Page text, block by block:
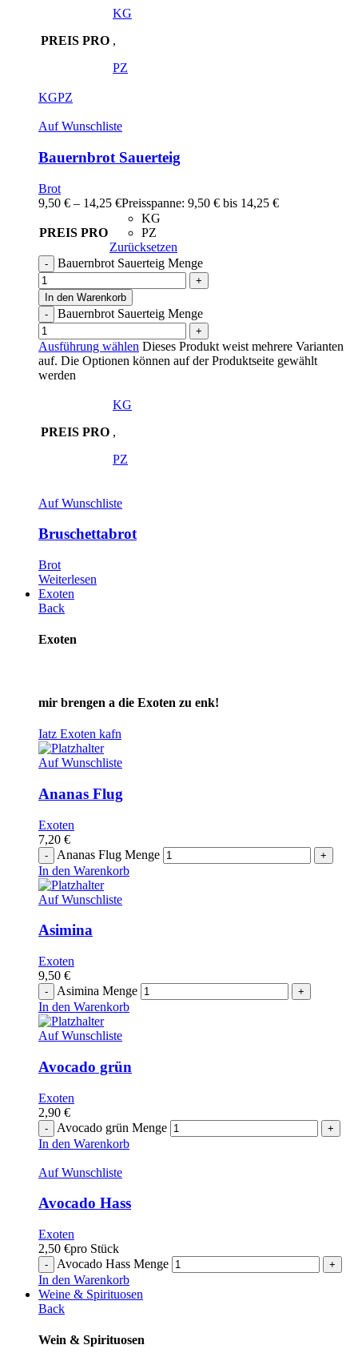
PREIS PRO
KG
,
PZ
KGPZ
Auf Wunschliste
Bauernbrot Sauerteig
Brot
9,50 € – 14,25 €Preisspanne: 9,50 € bis 14,25 €
PREIS PRO
KG
PZ
Zurücksetzen
Bauernbrot Sauerteig Menge
In den Warenkorb
Bauernbrot Sauerteig Menge
Ausführung wählen Dieses Produkt weist mehrere Varianten
auf. Die Optionen können auf der Produktseite gewählt
werden
PREIS PRO
KG
,
PZ
Auf Wunschliste
Bruschettabrot
Brot
Weiterlesen
Exoten
Back
Exoten
mir brengen a die Exoten zu enk!
Iatz Exoten kafn
Auf Wunschliste
Ananas Flug
Exoten
7,20 €
Ananas Flug Menge
In den Warenkorb
Auf Wunschliste
Asimina
Exoten
9,50 €
Asimina Menge
In den Warenkorb
Auf Wunschliste
Avocado grün
Exoten
2,90 €
Avocado grün Menge
In den Warenkorb
Auf Wunschliste
Avocado Hass
Exoten
2,50 €pro Stück
Avocado Hass Menge
In den Warenkorb
Weine & Spirituosen
Back
Wein & Spirituosen